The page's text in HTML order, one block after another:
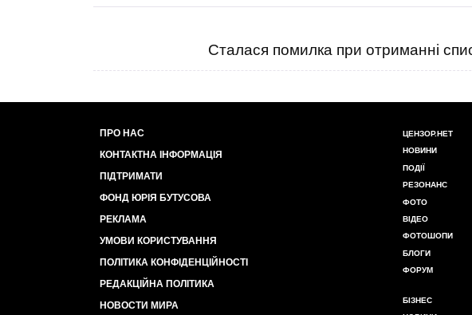
Сталася помилка при отриманні
ПРО НАС
КОНТАКТНА ІНФОРМАЦІЯ
ПІДТРИМАТИ
ФОНД ЮРІЯ БУТУСОВА
РЕКЛАМА
УМОВИ КОРИСТУВАННЯ
ПОЛІТИКА КОНФІДЕНЦІЙНОСТІ
РЕДАКЦІЙНА ПОЛІТИКА
НОВОСТИ МИРА
ЦЕНЗОР.НЕТ
НОВИНИ
ПОДІЇ
РЕЗОНАНС
ФОТО
ВІДЕО
ФОТОШОПИ
БЛОГИ
ФОРУМ
БІЗНЕС